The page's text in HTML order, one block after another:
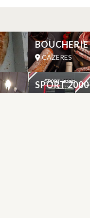
CAZERES
SPORT 2000